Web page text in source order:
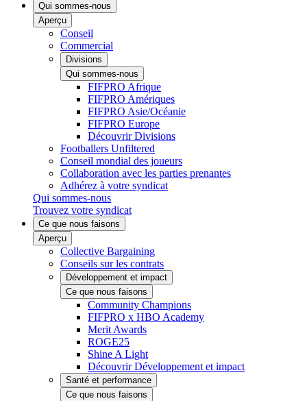
Qui sommes-nous
Aperçu
Conseil
Commercial
Divisions
Qui sommes-nous
FIFPRO Afrique
FIFPRO Amériques
FIFPRO Asie/Océanie
FIFPRO Europe
Découvrir Divisions
Footballers Unfiltered
Conseil mondial des joueurs
Collaboration avec les parties prenantes
Adhérez à votre syndicat
Qui sommes-nous
Trouvez votre syndicat
Ce que nous faisons
Aperçu
Collective Bargaining
Conseils sur les contrats
Développement et impact
Ce que nous faisons
Community Champions
FIFPRO x HBO Academy
Merit Awards
ROGE25
Shine A Light
Découvrir Développement et impact
Santé et performance
Ce que nous faisons